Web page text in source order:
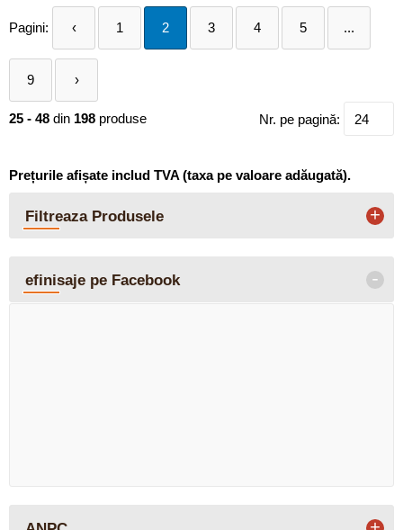
Pagini: ‹ 1 2 3 4 5 ...
9 ›
25 - 48 din 198 produse Nr. pe pagină: 24
Prețurile afișate includ TVA (taxa pe valoare adăugată).
Filtreaza Produsele +
efinisaje pe Facebook -